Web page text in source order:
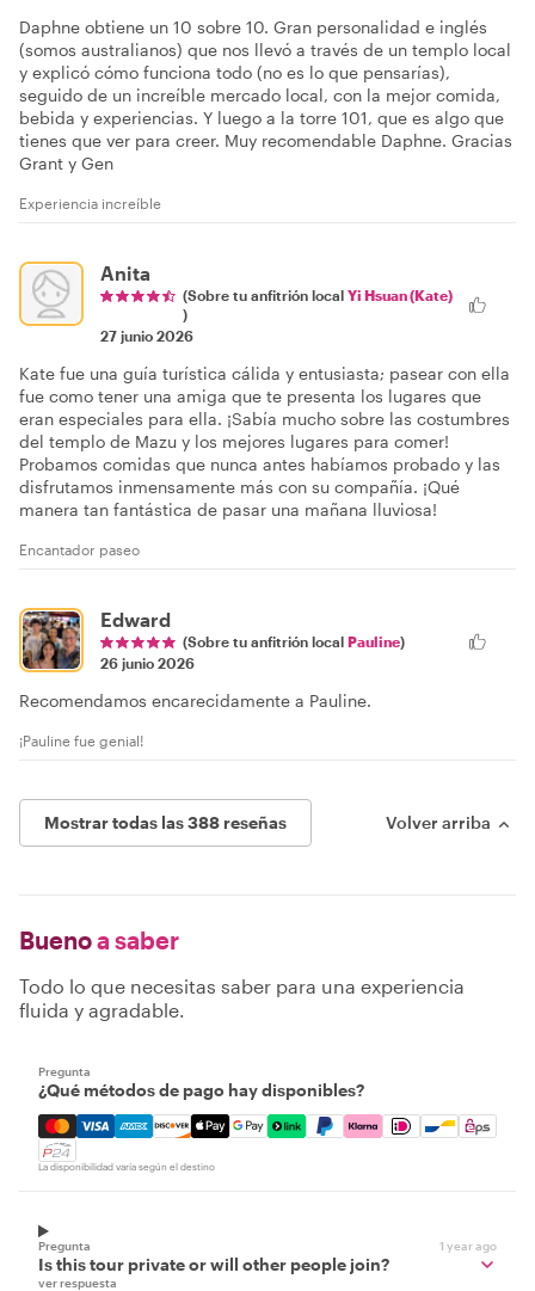
Daphne obtiene un 10 sobre 10. Gran personalidad e inglés
(somos australianos) que nos llevó a través de un templo local
y explicó cómo funciona todo (no es lo que pensarías),
seguido de un increíble mercado local, con la mejor comida,
bebida y experiencias. Y luego a la torre 101, que es algo que
tienes que ver para creer. Muy recomendable Daphne. Gracias
Grant y Gen
Experiencia increíble
Anita
(Sobre tu anfitrión local Yi Hsuan (Kate)
)
27 junio 2026
Kate fue una guía turística cálida y entusiasta; pasear con ella
fue como tener una amiga que te presenta los lugares que
eran especiales para ella. ¡Sabía mucho sobre las costumbres
del templo de Mazu y los mejores lugares para comer!
Probamos comidas que nunca antes habíamos probado y las
disfrutamos inmensamente más con su compañía. ¡Qué
manera tan fantástica de pasar una mañana lluviosa!
Encantador paseo
Edward
(Sobre tu anfitrión local Pauline)
26 junio 2026
Recomendamos encarecidamente a Pauline.
¡Pauline fue genial!
Mostrar todas las 388 reseñas Volver arriba
Buenoa saber
Todo lo que necesitas saber para una experiencia
fluida y agradable.
Pregunta
¿Qué métodos de pago hay disponibles?
Mastercard, Visa, Amex, Discover, Apple Pay, Google
La disponibilidad varía según el destino
Pregunta 1 year ago
Is this tour private or will other people join?
ver respuesta